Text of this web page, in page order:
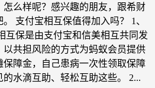
怎么样呢？感兴趣的朋友，跟希财
支付宝相互保值得加入吗？ 1、
互保是由支付宝和信美相互共同发
以共担风险的方式为蚂蚁会员提供
保障金，自己患病一次性领取保障
水滴互助、轻松互助这些。 2...